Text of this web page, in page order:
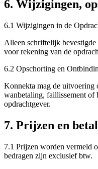
6. Wijzigingen,
6.1 Wijzigingen in de
Alleen schriftelijk
voor rekening van de
6.2 Opschorting en
Konnekta mag de uitvoering
wanbetaling, faillissement of
opdrachtgever.
7. Prijzen en
7.1 Prijzen worden vermeld
bedragen zijn exclusief btw.